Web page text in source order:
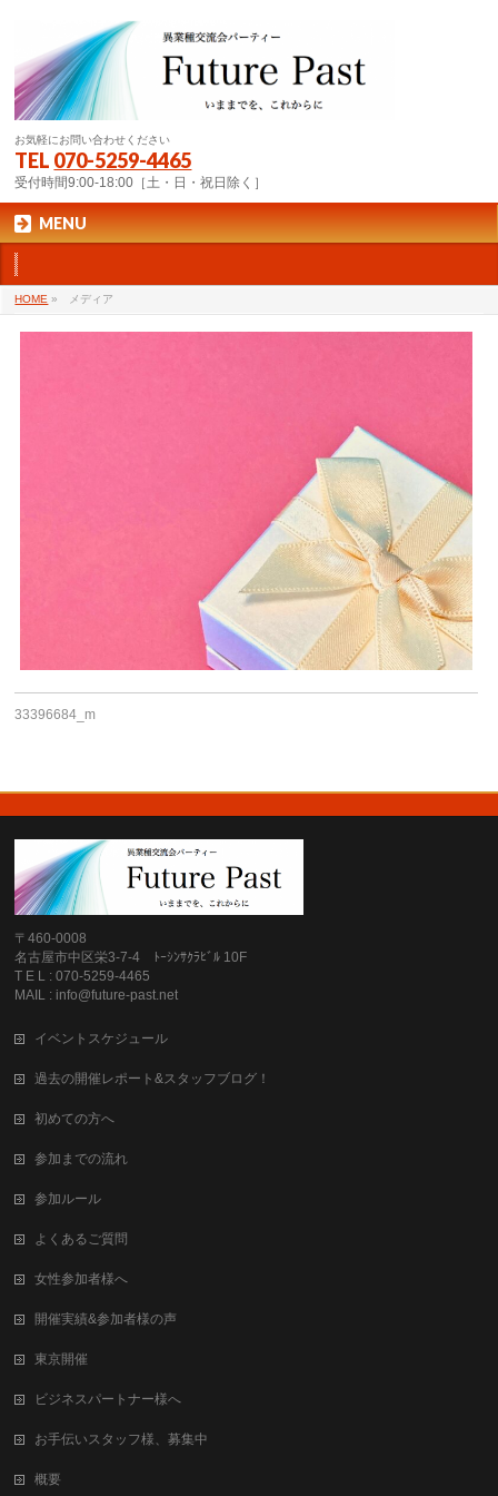
お気軽にお問い合わせください
TEL 070-5259-4465
受付時間9:00-18:00［土・日・祝日除く］
MENU
HOME » メディア
33396684_m
〒460-0008
名古屋市中区栄3-7-4 ﾄｰｼﾝｻｸﾗﾋﾞﾙ 10F
T E L : 070-5259-4465
MAIL : info@future-past.net
イベントスケジュール
過去の開催レポート&スタッフブログ！
初めての方へ
参加までの流れ
参加ルール
よくあるご質問
女性参加者様へ
開催実績&参加者様の声
東京開催
ビジネスパートナー様へ
お手伝いスタッフ様、募集中
概要